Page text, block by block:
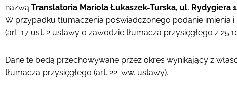
nazwą Translatoria Mariola Łukaszek-Turska, ul. Rydygiera
W przypadku tłumaczenia poświadczonego podanie
(art. 17 ust. 2 ustawy o zawodzie tłumacza przysięgłego z
Dane te będą przechowywane przez okres wynikający z
tłumacza przysięgłego (art. 22. ww. ustawy).